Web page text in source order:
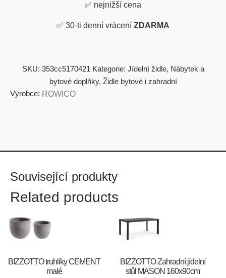
✅ nejnižší cena
✅ 30-ti denní vrácení ZDARMA
SKU: 353cc5170421 Kategorie: Jídelní židle, Nábytek a
bytové doplňky, Židle bytové i zahradní
Výrobce: ROWICO
Související produkty
Related products
BIZZOTTO truhlíky CEMENT
malé
BIZZOTTO Zahradní jídelní
stůl MASON 160x90cm